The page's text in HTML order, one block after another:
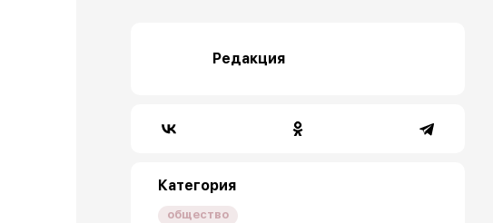
Редакция
Категория
общество